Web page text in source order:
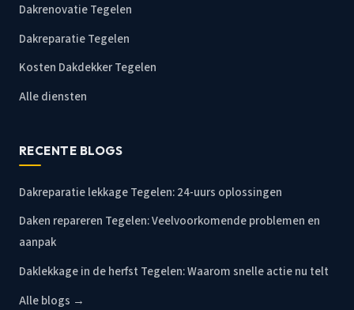
Dakrenovatie Tegelen
Dakreparatie Tegelen
Kosten Dakdekker Tegelen
Alle diensten
RECENTE BLOGS
Dakreparatie lekkage Tegelen: 24-uurs oplossingen
Daken repareren Tegelen: Veelvoorkomende problemen en
aanpak
Daklekkage in de herfst Tegelen: Waarom snelle actie nu telt
Alle blogs →